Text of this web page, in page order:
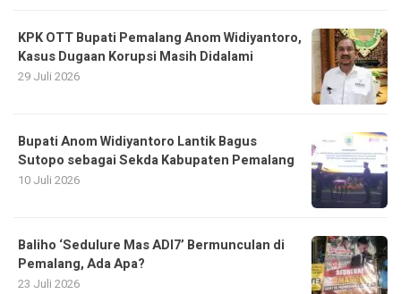
KPK OTT Bupati Pemalang Anom Widiyantoro,
Kasus Dugaan Korupsi Masih Didalami
29 Juli 2026
Bupati Anom Widiyantoro Lantik Bagus
Sutopo sebagai Sekda Kabupaten Pemalang
10 Juli 2026
Baliho ‘Sedulure Mas ADI7’ Bermunculan di
Pemalang, Ada Apa?
23 Juli 2026